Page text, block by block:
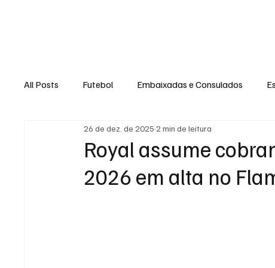
All Posts Futebol Embaixadas e Consulados
Royal assume
2026 em alta no
26 de dez. de 2025 2 min de leitura